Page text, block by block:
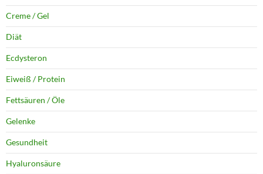
Creme / Gel
Diät
Ecdysteron
Eiweiß / Protein
Fettsäuren / Öle
Gelenke
Gesundheit
Hyaluronsäure